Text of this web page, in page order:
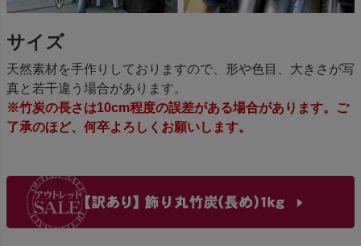
サイズ
天然素材を手作りしておりますので、形や色目、大きさが写
真と若干違う場合があります。
※竹炭の長さは10cm程度の誤差がある場合があります。ご
了承のほど、何卒よろしくお願いします。